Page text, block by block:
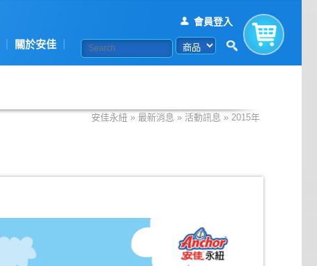
會員登入
關於安佳
安佳永紐 » 最新消息 » 活動訊息 » 2015年